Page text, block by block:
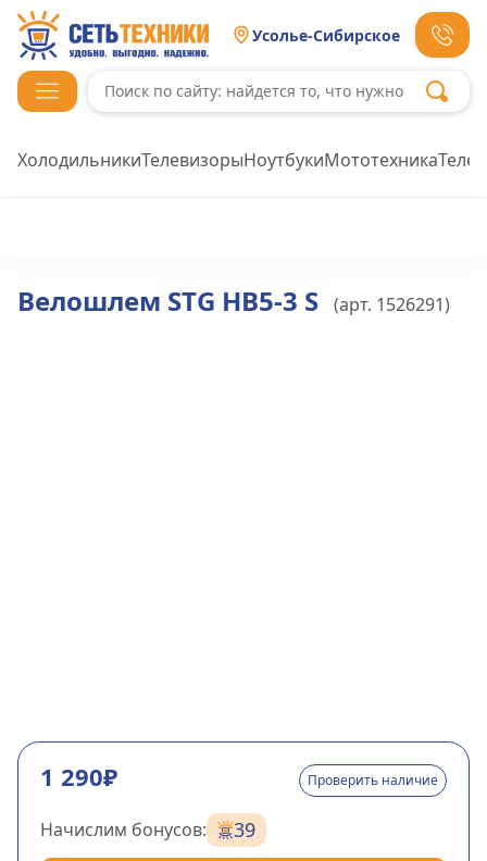
Усолье-Сибирское
ХолодильникиТелевизорыНоутбукиМототехника
Велошлем STG HB5-3 S (арт. 1526291)
1 290₽ Проверить наличие
Начислим бонусов: 39